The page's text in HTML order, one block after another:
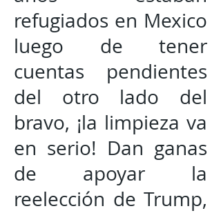
refugiados en Mexico
luego de tener
cuentas pendientes
del otro lado del
bravo, ¡la limpieza va
en serio! Dan ganas
de apoyar la
reelección de Trump,